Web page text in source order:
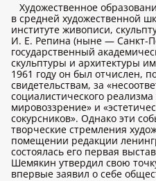
Художественное
в средней художественной
институте живописи,
И. Е. Репина (ныне — Санкт-
государственный
скульптуры и архитектуры
1961 году он был отчислен,
свидетельствам, за
социалистического
мировоззрение» и
сокурсников». Однако эти
творческие стремления
помещении редакции
состоялась его первая
Шемякин утвердил свою
впервые заявил о себе